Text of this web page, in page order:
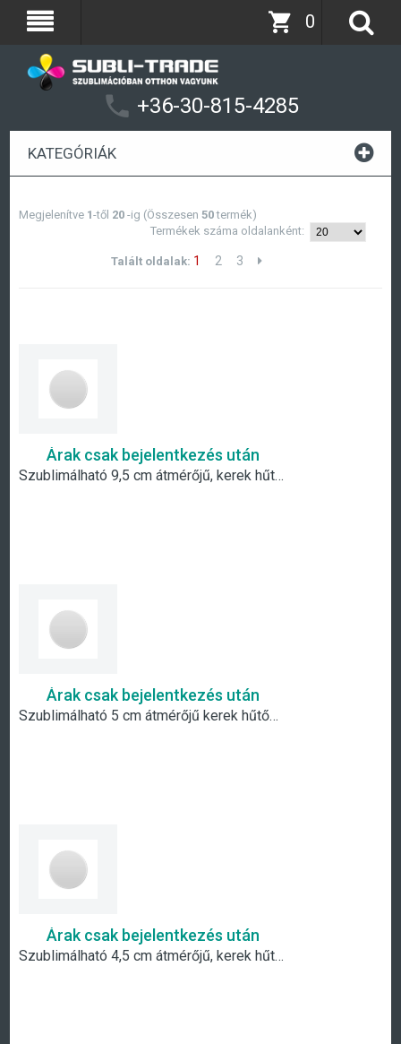
+36-30-815-4285
0
KATEGÓRIÁK
Megjelenítve 1-től 20-ig (Összesen50termék)
Termékek száma oldalanként:
Talált oldalak: 1 2 3
Árak csak bejelentkezés után
Szublimálható 9,5 cm átmérőjű, kerek hűtőmágnes
Árak csak bejelentkezés után
Szublimálható 5 cm átmérőjű kerek hűtőmágnes
Árak csak bejelentkezés után
Szublimálható 4,5 cm átmérőjű, kerek hűtőmágnes